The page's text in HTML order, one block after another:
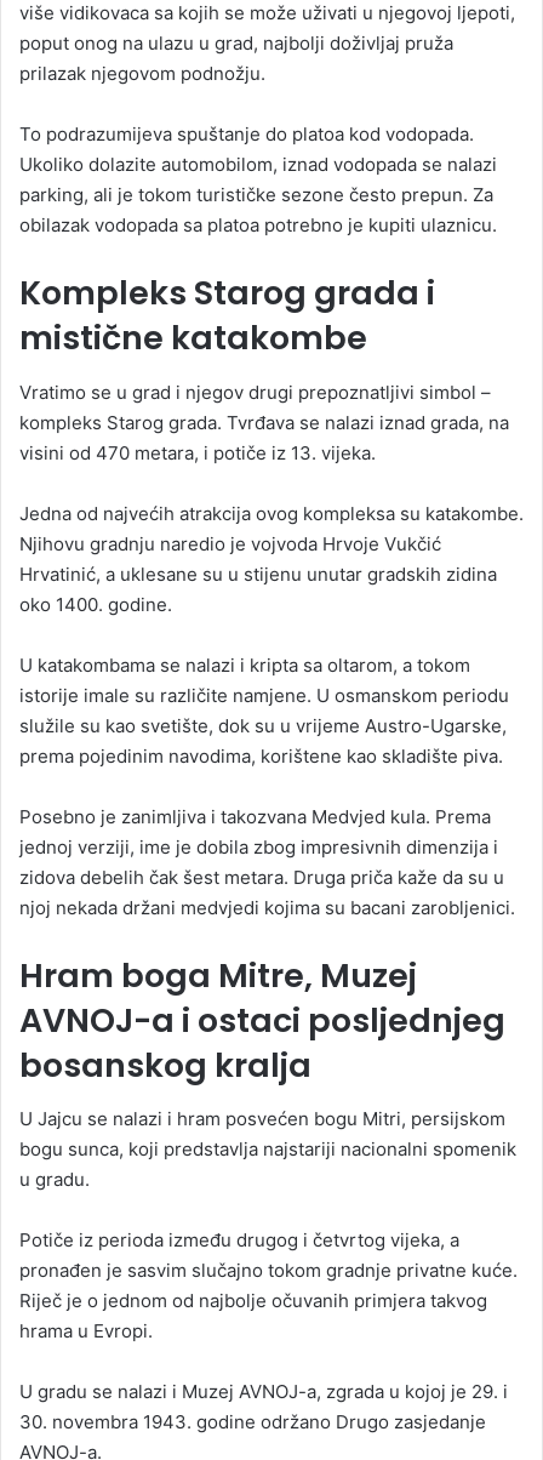
više vidikovaca sa kojih se može uživati u njegovoj ljepoti,
poput onog na ulazu u grad, najbolji doživljaj pruža
prilazak njegovom podnožju.
To podrazumijeva spuštanje do platoa kod vodopada.
Ukoliko dolazite automobilom, iznad vodopada se nalazi
parking, ali je tokom turističke sezone često prepun. Za
obilazak vodopada sa platoa potrebno je kupiti ulaznicu.
Kompleks Starog grada i
mistične katakombe
Vratimo se u grad i njegov drugi prepoznatljivi simbol –
kompleks Starog grada. Tvrđava se nalazi iznad grada, na
visini od 470 metara, i potiče iz 13. vijeka.
Jedna od najvećih atrakcija ovog kompleksa su katakombe.
Njihovu gradnju naredio je vojvoda Hrvoje Vukčić
Hrvatinić, a uklesane su u stijenu unutar gradskih zidina
oko 1400. godine.
U katakombama se nalazi i kripta sa oltarom, a tokom
istorije imale su različite namjene. U osmanskom periodu
služile su kao svetište, dok su u vrijeme Austro-Ugarske,
prema pojedinim navodima, korištene kao skladište piva.
Posebno je zanimljiva i takozvana Medvjed kula. Prema
jednoj verziji, ime je dobila zbog impresivnih dimenzija i
zidova debelih čak šest metara. Druga priča kaže da su u
njoj nekada držani medvjedi kojima su bacani zarobljenici.
Hram boga Mitre, Muzej
AVNOJ-a i ostaci posljednjeg
bosanskog kralja
U Jajcu se nalazi i hram posvećen bogu Mitri, persijskom
bogu sunca, koji predstavlja najstariji nacionalni spomenik
u gradu.
Potiče iz perioda između drugog i četvrtog vijeka, a
pronađen je sasvim slučajno tokom gradnje privatne kuće.
Riječ je o jednom od najbolje očuvanih primjera takvog
hrama u Evropi.
U gradu se nalazi i Muzej AVNOJ-a, zgrada u kojoj je 29. i
30. novembra 1943. godine održano Drugo zasjedanje
AVNOJ-a.